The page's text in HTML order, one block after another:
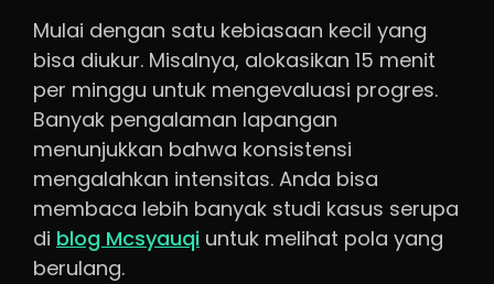
Mulai dengan satu kebiasaan kecil yang
bisa diukur. Misalnya, alokasikan 15 menit
per minggu untuk mengevaluasi progres.
Banyak pengalaman lapangan
menunjukkan bahwa konsistensi
mengalahkan intensitas. Anda bisa
membaca lebih banyak studi kasus serupa
di blog Mcsyauqi untuk melihat pola yang
berulang.